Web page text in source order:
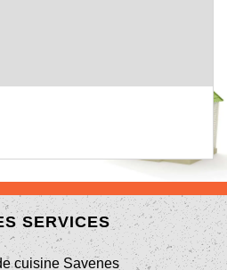
SERVICES
cuisine Savenes